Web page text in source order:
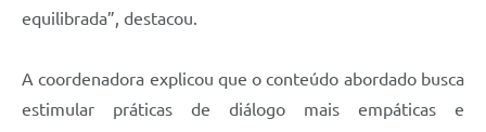
equilibrada”, destacou.
A coordenadora explicou que o conteúdo abordado busca
estimular práticas de diálogo mais empáticas e